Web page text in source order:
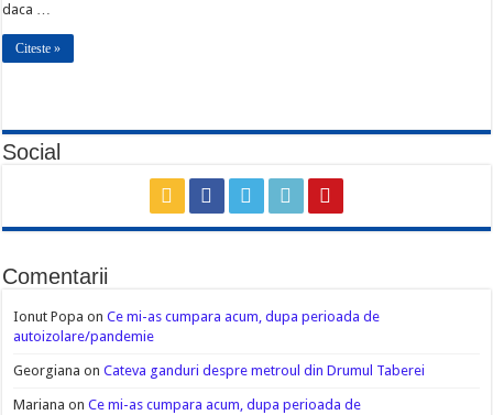
daca …
Citeste »
Social
Comentarii
Ionut Popa onCe mi-as cumpara acum, dupa perioada de
autoizolare/pandemie
Georgiana onCateva ganduri despre metroul din Drumul Taberei
Mariana onCe mi-as cumpara acum, dupa perioada de